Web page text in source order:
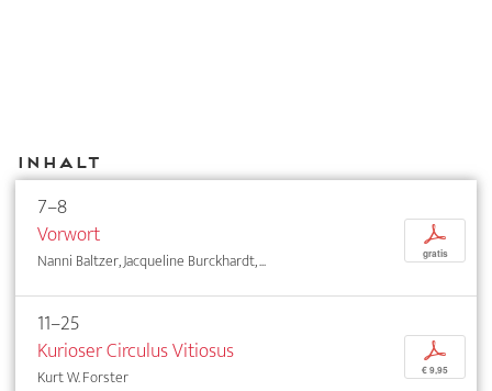
Inhalt
7–8
Vorwort
Nanni Baltzer, Jacqueline Burckhardt, ...
p
gratis
11–25
Kurioser Circulus Vitiosus
Kurt W. Forster
p
€ 9,95